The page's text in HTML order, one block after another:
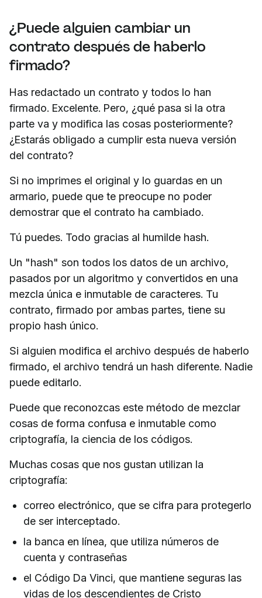
¿Puede alguien cambiar un
contrato después de haberlo
firmado?
Has redactado un contrato y todos lo han
firmado. Excelente. Pero, ¿qué pasa si la otra
parte va y modifica las cosas posteriormente?
¿Estarás obligado a cumplir esta nueva versión
del contrato?
Si no imprimes el original y lo guardas en un
armario, puede que te preocupe no poder
demostrar que el contrato ha cambiado.
Tú puedes. Todo gracias al humilde hash.
Un "hash" son todos los datos de un archivo,
pasados por un algoritmo y convertidos en una
mezcla única e inmutable de caracteres. Tu
contrato, firmado por ambas partes, tiene su
propio hash único.
Si alguien modifica el archivo después de haberlo
firmado, el archivo tendrá un hash diferente. Nadie
puede editarlo.
Puede que reconozcas este método de mezclar
cosas de forma confusa e inmutable como
criptografía, la ciencia de los códigos.
Muchas cosas que nos gustan utilizan la
criptografía:
correo electrónico, que se cifra para protegerlo
de ser interceptado.
la banca en línea, que utiliza números de
cuenta y contraseñas
el Código Da Vinci, que mantiene seguras las
vidas de los descendientes de Cristo